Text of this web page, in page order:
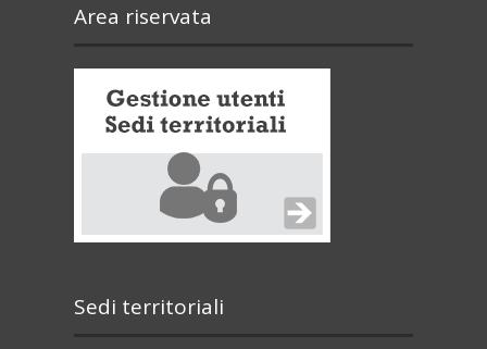
Area riservata
Sedi territoriali